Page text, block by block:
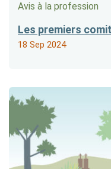
Avis à la profession
Les premiers
18 Sep 2024